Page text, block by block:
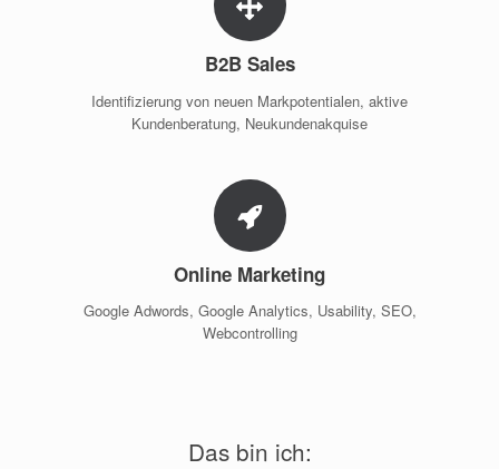
B2B Sales
Identifizierung von neuen Markpotentialen, aktive
Kundenberatung, Neukundenakquise
Online Marketing
Google Adwords, Google Analytics, Usability, SEO,
Webcontrolling
Das bin ich: